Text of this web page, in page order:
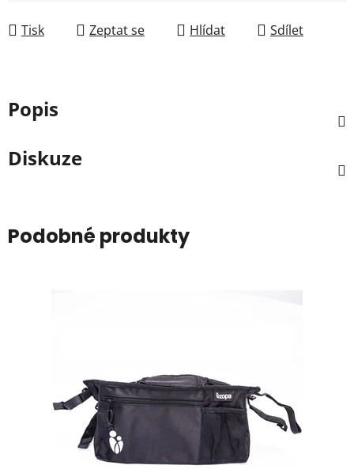
Tisk Zeptat se Hlídat Sdílet
Popis
Diskuze
Podobné produkty